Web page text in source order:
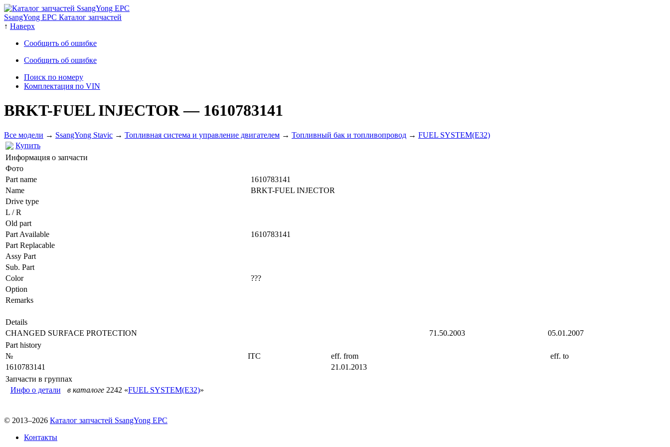
SsangYong EPC Каталог запчастей
↑ Наверх
Сообщить об ошибке
Сообщить об ошибке
Поиск по номеру
Комплектация по VIN
BRKT-FUEL INJECTOR— 1610783141
Все модели → SsangYong Stavic → Топливная система и управление двигателем → Топливный бак и топливопровод → FUEL SYSTEM(E32)
Купить
Информация о запчасти
Фото
Part name
1610783141
Name
BRKT-FUEL INJECTOR
Drive type
L / R
Old part
Part Available
1610783141
Part Replacable
Assy Part
Sub. Part
Color
???
Option
Remarks
Details
CHANGED SURFACE PROTECTION
71.50.2003
05.01.2007
Part history
№
ITC eff. from
eff. to
1610783141
21.01.2013
Запчасти в группах
Инфо о детали
в каталоге 2242 «FUEL SYSTEM(E32)»
© 2013–2026 Каталог запчастей SsangYong EPC
Контакты